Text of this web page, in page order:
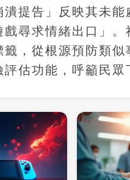
潰提告」反映其未
戲尋求情緒出口」
籤，從根源預防類
估功能，呼籲民眾